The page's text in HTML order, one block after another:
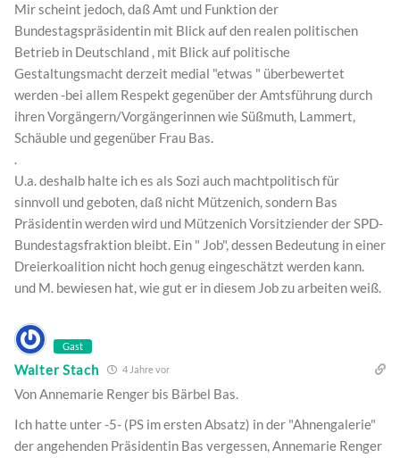
Mir scheint jedoch, daß Amt und Funktion der
Bundestagspräsidentin mit Blick auf den realen politischen
Betrieb in Deutschland , mit Blick auf politische
Gestaltungsmacht derzeit medial "etwas " überbewertet
werden -bei allem Respekt gegenüber der Amtsführung durch
ihren Vorgängern/Vorgängerinnen wie Süßmuth, Lammert,
Schäuble und gegenüber Frau Bas.
.
U.a. deshalb halte ich es als Sozi auch machtpolitisch für
sinnvoll und geboten, daß nicht Mützenich, sondern Bas
Präsidentin werden wird und Mützenich Vorsitziender der SPD-
Bundestagsfraktion bleibt. Ein " Job", dessen Bedeutung in einer
Dreierkoalition nicht hoch genug eingeschätzt werden kann.
und M. bewiesen hat, wie gut er in diesem Job zu arbeiten weiß.
Gast
Walter Stach 4 Jahre vor
Von Annemarie Renger bis Bärbel Bas.
Ich hatte unter -5- (PS im ersten Absatz) in der "Ahnengalerie"
der angehenden Präsidentin Bas vergessen, Annemarie Renger